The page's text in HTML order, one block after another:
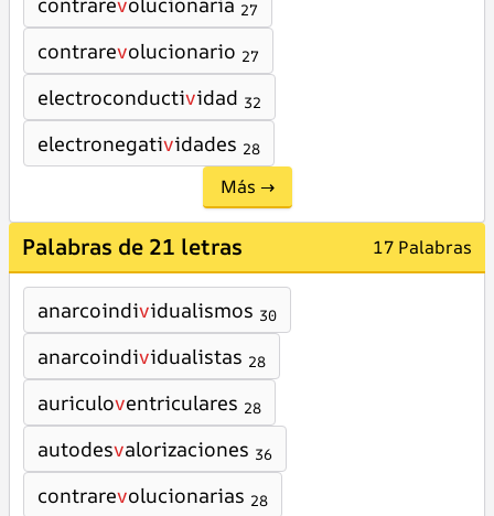
27
contrarevolucionario 27
electroconductividad 32
electronegatividades 28
Más →
Palabras de 21 letras 17 Palabras
anarcoindividualismos 30
anarcoindividualistas 28
auriculoventriculares 28
autodesvalorizaciones 36
contrarevolucionarias 28